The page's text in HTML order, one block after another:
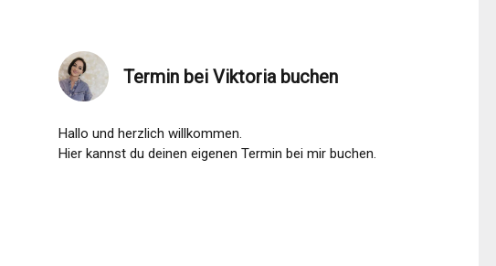
Termin bei Viktoria buchen
Hallo und herzlich willkommen.
Hier kannst du deinen eigenen Termin bei mir buchen.